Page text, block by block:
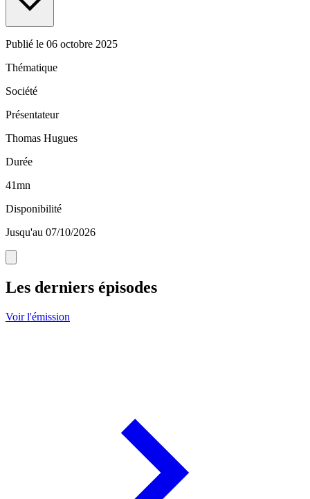
Publié le 06 octobre 2025
Thématique
Société
Présentateur
Thomas Hugues
Durée
41mn
Disponibilité
Jusqu'au 07/10/2026
Les derniers épisodes
Voir l'émission